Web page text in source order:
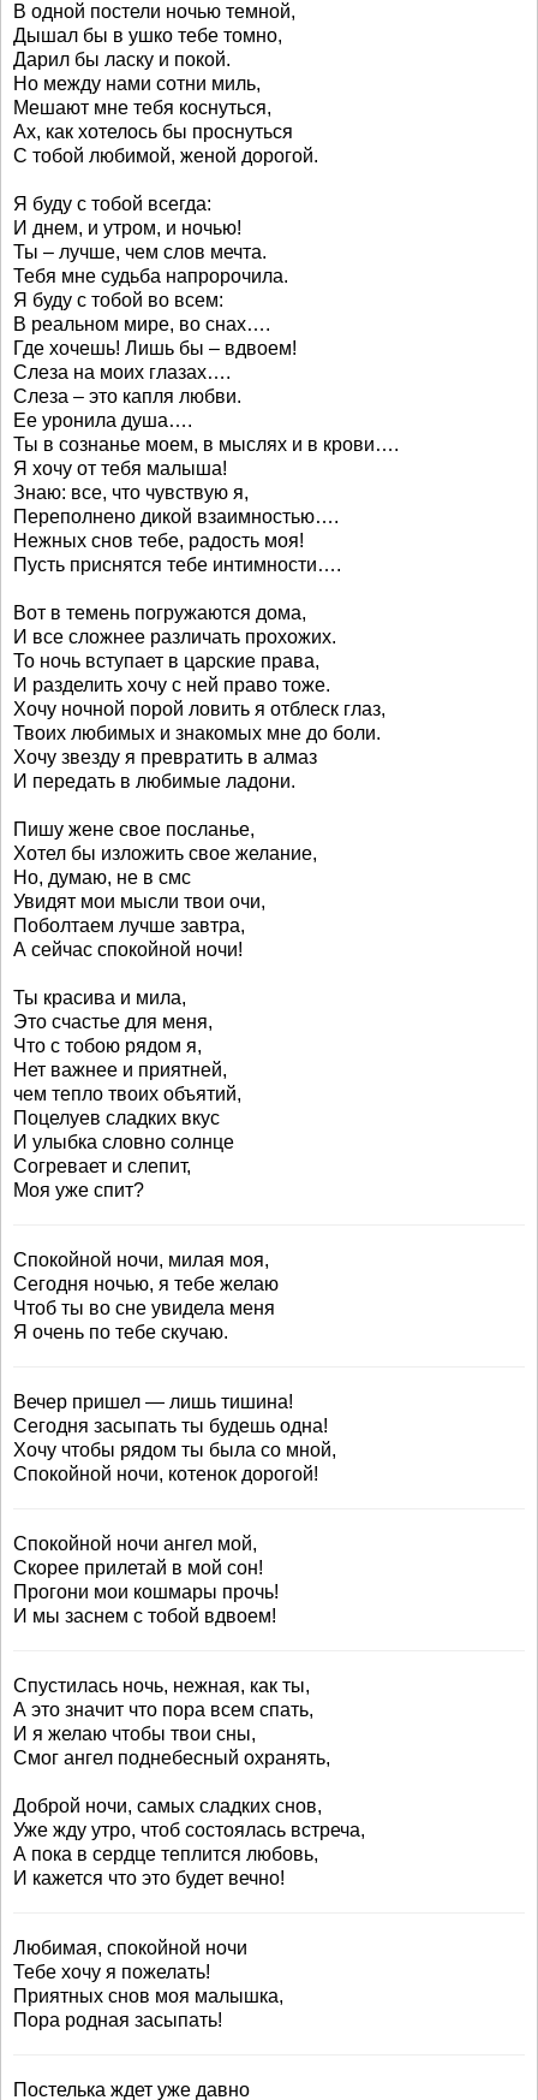
В одной постели ночью темной,
Дышал бы в ушко тебе томно,
Дарил бы ласку и покой.
Но между нами сотни миль,
Мешают мне тебя коснуться,
Ах, как хотелось бы проснуться
С тобой любимой, женой дорогой.
Я буду с тобой всегда:
И днем, и утром, и ночью!
Ты – лучше, чем слов мечта.
Тебя мне судьба напророчила.
Я буду с тобой во всем:
В реальном мире, во снах….
Где хочешь! Лишь бы – вдвоем!
Слеза на моих глазах….
Слеза – это капля любви.
Ее уронила душа….
Ты в сознанье моем, в мыслях и в крови….
Я хочу от тебя малыша!
Знаю: все, что чувствую я,
Переполнено дикой взаимностью….
Нежных снов тебе, радость моя!
Пусть приснятся тебе интимности….
Вот в темень погружаются дома,
И все сложнее различать прохожих.
То ночь вступает в царские права,
И разделить хочу с ней право тоже.
Хочу ночной порой ловить я отблеск глаз,
Твоих любимых и знакомых мне до боли.
Хочу звезду я превратить в алмаз
И передать в любимые ладони.
Пишу жене свое посланье,
Хотел бы изложить свое желание,
Но, думаю, не в смс
Увидят мои мысли твои очи,
Поболтаем лучше завтра,
А сейчас спокойной ночи!
Ты красива и мила,
Это счастье для меня,
Что с тобою рядом я,
Нет важнее и приятней,
чем тепло твоих объятий,
Поцелуев сладких вкус
И улыбка словно солнце
Согревает и слепит,
Моя уже спит?
Спокойной ночи, милая моя,
Сегодня ночью, я тебе желаю
Чтоб ты во сне увидела меня
Я очень по тебе скучаю.
Вечер пришел — лишь тишина!
Сегодня засыпать ты будешь одна!
Хочу чтобы рядом ты была со мной,
Спокойной ночи, котенок дорогой!
Спокойной ночи ангел мой,
Скорее прилетай в мой сон!
Прогони мои кошмары прочь!
И мы заснем с тобой вдвоем!
Спустилась ночь, нежная, как ты,
А это значит что пора всем спать,
И я желаю чтобы твои сны,
Смог ангел поднебесный охранять,
Доброй ночи, самых сладких снов,
Уже жду утро, чтоб состоялась встреча,
А пока в сердце теплится любовь,
И кажется что это будет вечно!
Любимая, спокойной ночи
Тебе хочу я пожелать!
Приятных снов моя малышка,
Пора родная засыпать!
Постелька ждет уже давно